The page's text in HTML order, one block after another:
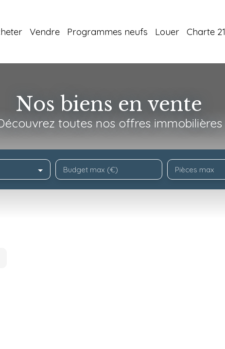
Vendre Programmes neufs Louer Charte 21
Nos biens en vente
toutes nos offres immobilières
Budget max (€) Pièces max